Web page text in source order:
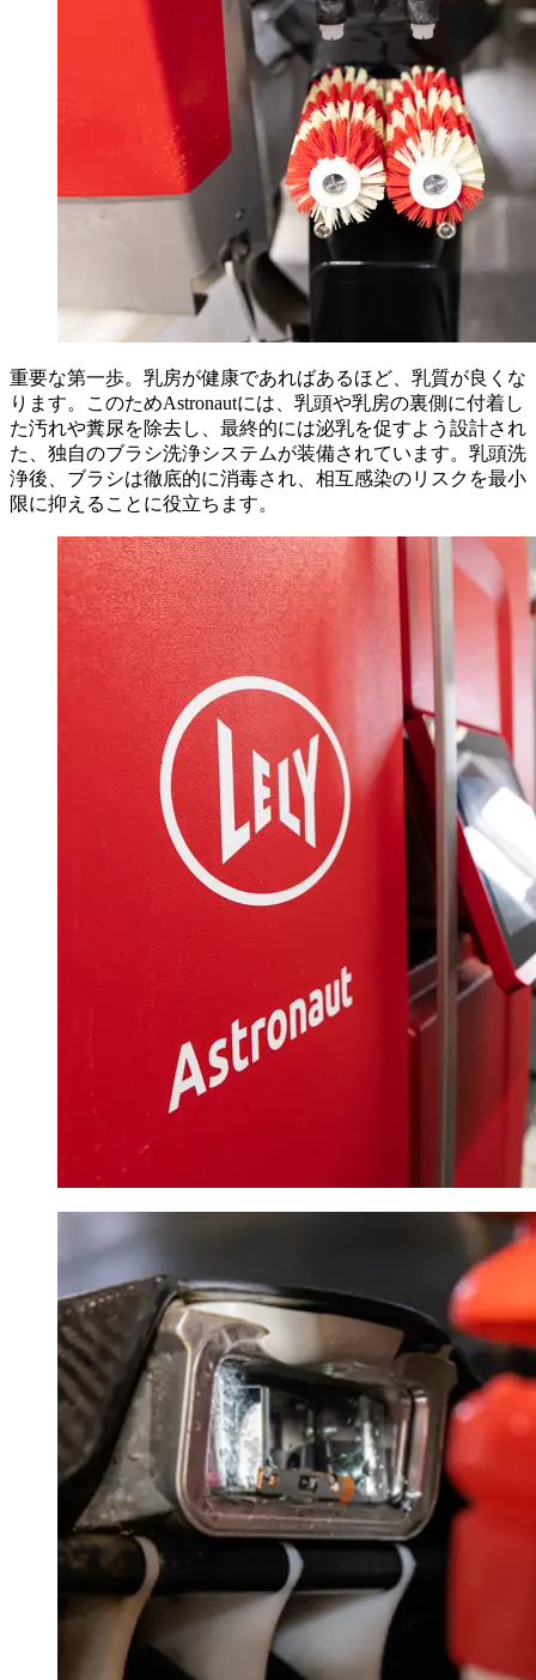
重要な第一歩。乳房が健康であればあるほど、乳質が良くな
ります。このためAstronautには、乳頭や乳房の裏側に付着し
た汚れや糞尿を除去し、最終的には泌乳を促すよう設計され
た、独自のブラシ洗浄システムが装備されています。乳頭洗
浄後、ブラシは徹底的に消毒され、相互感染のリスクを最小
限に抑えることに役立ちます。